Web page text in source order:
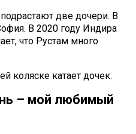
две дочери. В
В 2020 году Индира
что Рустам много
коляске катает дочек.
– мой любимый